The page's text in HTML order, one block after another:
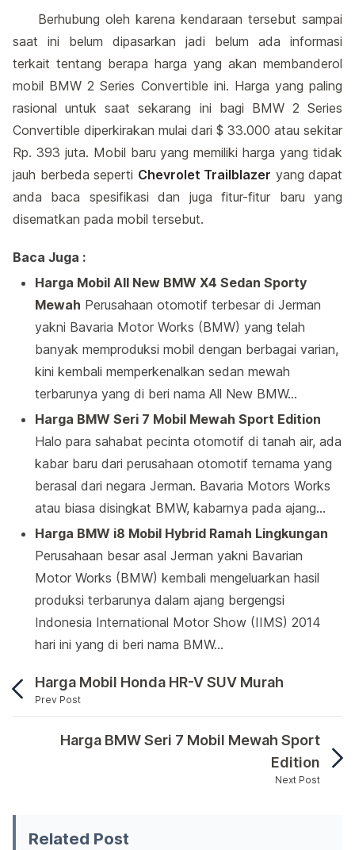
Berhubung oleh karena kendaraan tersebut sampai
saat ini belum dipasarkan jadi belum ada informasi
terkait tentang berapa harga yang akan membanderol
mobil BMW 2 Series Convertible ini. Harga yang paling
rasional untuk saat sekarang ini bagi BMW 2 Series
Convertible diperkirakan mulai dari $ 33.000 atau sekitar
Rp. 393 juta. Mobil baru yang memiliki harga yang tidak
jauh berbeda seperti Chevrolet Trailblazer yang dapat
anda baca spesifikasi dan juga fitur-fitur baru yang
disematkan pada mobil tersebut.
Baca Juga :
Harga Mobil All New BMW X4 Sedan Sporty
Mewah Perusahaan otomotif terbesar di Jerman
yakni Bavaria Motor Works (BMW) yang telah
banyak memproduksi mobil dengan berbagai varian,
kini kembali memperkenalkan sedan mewah
terbarunya yang di beri nama All New BMW…
Harga BMW Seri 7 Mobil Mewah Sport Edition
Halo para sahabat pecinta otomotif di tanah air, ada
kabar baru dari perusahaan otomotif ternama yang
berasal dari negara Jerman. Bavaria Motors Works
atau biasa disingkat BMW, kabarnya pada ajang…
Harga BMW i8 Mobil Hybrid Ramah Lingkungan
Perusahaan besar asal Jerman yakni Bavarian
Motor Works (BMW) kembali mengeluarkan hasil
produksi terbarunya dalam ajang bergengsi
Indonesia International Motor Show (IIMS) 2014
hari ini yang di beri nama BMW…
Harga Mobil Honda HR-V SUV Murah
Prev Post
Perusahaan otomotif yang berasal dari Jerman
Harga BMW Seri 7 Mobil Mewah Sport
Edition
Next Post
Related Post